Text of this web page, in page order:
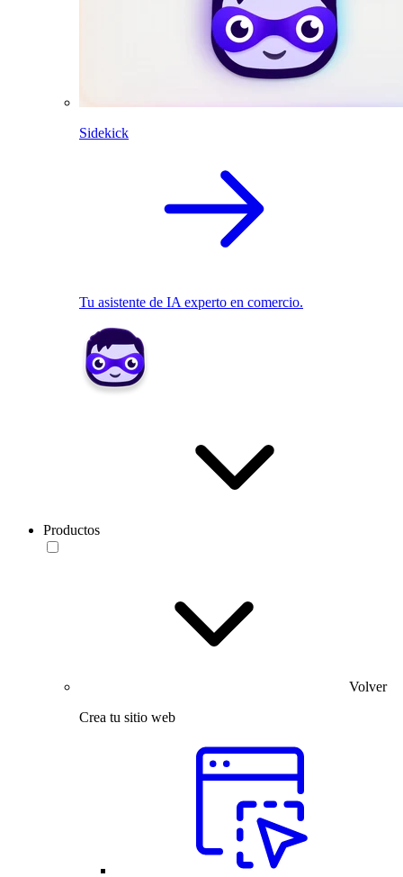
Sidekick
Tu asistente de IA experto en comercio.
Productos
Volver
Crea tu sitio web